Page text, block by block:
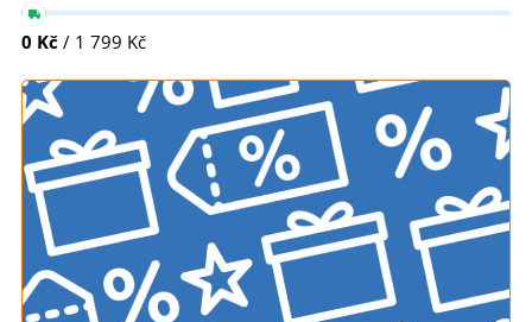
0 Kč / 1 799 Kč